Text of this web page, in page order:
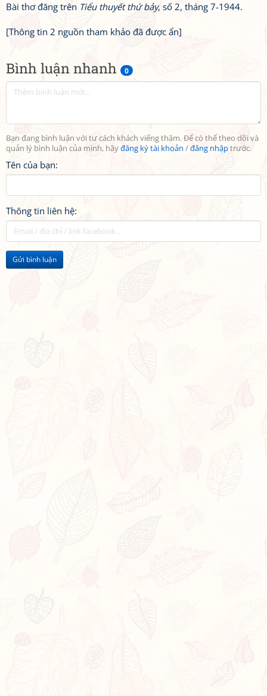
Bình luận nhanh 0
Bạn đang bình luận với tư cách khách viếng thăm. Để có thể theo dõi và
quản lý bình luận của mình, hãyđăng ký tài khoản /đăng nhậptrước.
Tên của bạn:
Thông tin liên hệ:
Gửi bình luận
Bài thơ đăng trên Tiểu thuyết thứ bảy, số 2, tháng 7-1944.
[Thông tin 2 nguồn tham khảo đã được ẩn]